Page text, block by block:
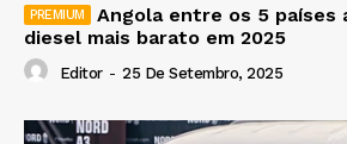
Angola entre os 5 países
diesel mais barato em 2025
Editor - 25 De Setembro, 2025